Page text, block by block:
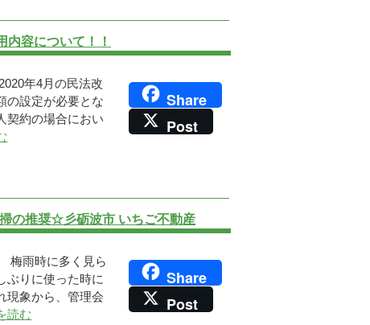
内容について！！
年4月の民法改
の設定が必要とな
契約の場合におい
Share
Post
の推奨☆彡砺波市 いちご不動産
梅雨時に多く見ら
ぶりに使った時に
現象から、管理会
読む
Share
Post